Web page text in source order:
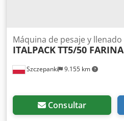
Szczepanki 9.155 km
Máquina de pesaje y llenado
ITALPACKTT5/50 FARINA
Consultar